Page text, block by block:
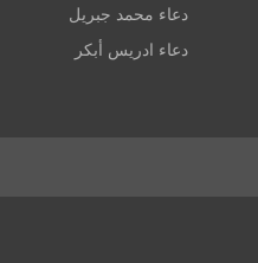
دعاء محمد جبريل
دعاء ادريس أبكر